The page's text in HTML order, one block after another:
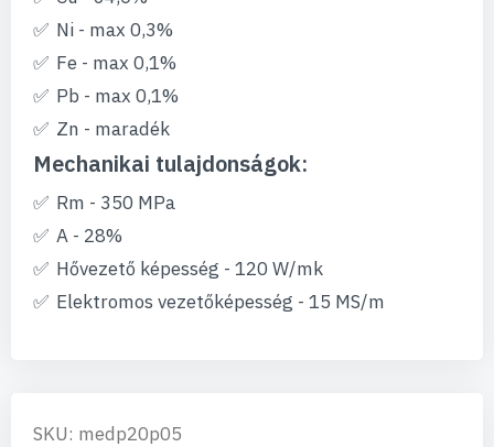
Ni - max 0,3%
Fe - max 0,1%
Pb - max 0,1%
Zn - maradék
Mechanikai tulajdonságok:
Rm - 350 MPa
A - 28%
Hővezető képesség - 120 W/mk
Elektromos vezetőképesség - 15 MS/m
SKU: medp20p05